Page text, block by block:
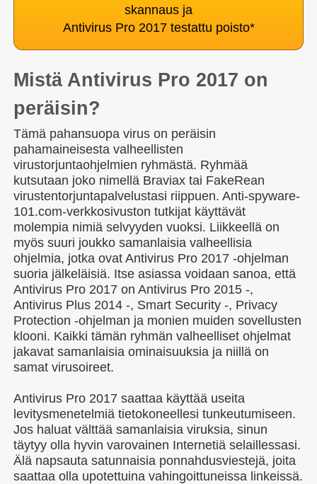
skannaus ja
Antivirus Pro 2017 testattu poisto*
Mistä Antivirus Pro 2017 on
peräisin?
Tämä pahansuopa virus on peräisin
pahamaineisesta valheellisten
virustorjuntaohjelmien ryhmästä. Ryhmää
kutsutaan joko nimellä Braviax tai FakeRean
virustentorjuntapalvelustasi riippuen. Anti-spyware-
101.com-verkkosivuston tutkijat käyttävät
molempia nimiä selvyyden vuoksi. Liikkeellä on
myös suuri joukko samanlaisia valheellisia
ohjelmia, jotka ovat Antivirus Pro 2017 -ohjelman
suoria jälkeläisiä. Itse asiassa voidaan sanoa, että
Antivirus Pro 2017 on Antivirus Pro 2015 -,
Antivirus Plus 2014 -, Smart Security -, Privacy
Protection -ohjelman ja monien muiden sovellusten
klooni. Kaikki tämän ryhmän valheelliset ohjelmat
jakavat samanlaisia ominaisuuksia ja niillä on
samat virusoireet.
Antivirus Pro 2017 saattaa käyttää useita
levitysmenetelmiä tietokoneellesi tunkeutumiseen.
Jos haluat välttää samanlaisia viruksia, sinun
täytyy olla hyvin varovainen Internetiä selaillessasi.
Älä napsauta satunnaisia ponnahdusviestejä, joita
saattaa olla upotettuina vahingoittuneissa linkeissä.